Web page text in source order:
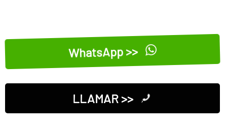
WhatsApp >>
LLAMAR >>